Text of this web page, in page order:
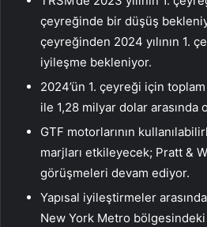
çeyreğinde bir düşüş
çeyreğinden 2024 yılının 1.
iyileşme bekleniyor.
2024’ün 1. çeyreği için
ile 1,28 milyar dolar arasında
GTF motorlarının
marjları etkileyecek; Pratt &
görüşmeleri devam ediyor.
Yapısal iyileştirmeler
New York Metro